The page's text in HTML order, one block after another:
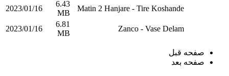
Matin 2 Hanjare - Tire Koshande
6.43
MB
2023/01/16
Zanco - Vase Delam
6.81
MB
2023/01/16
صفحه قبل
صفحه بعد